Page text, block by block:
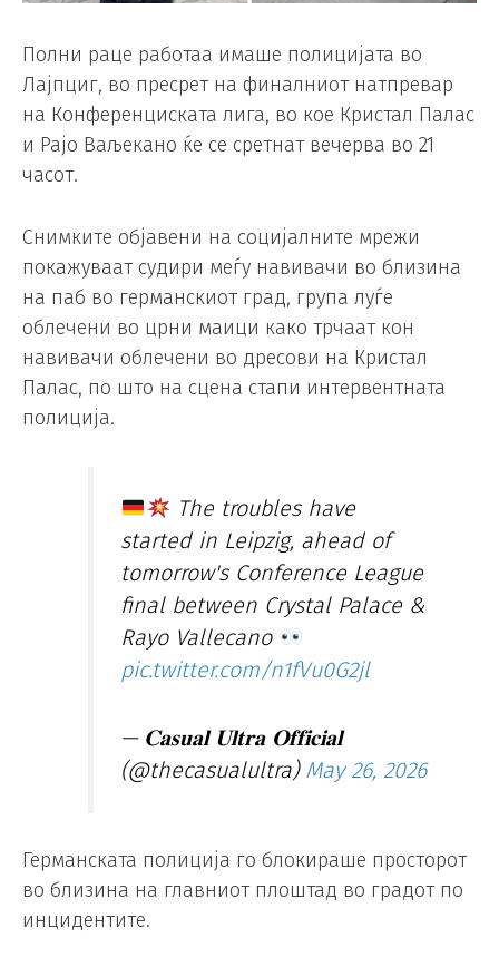
Полни раце работаа имаше полицијата во
Лајпциг, во пресрет на финалниот натпревар
на Конференциската лига, во кое Кристал Палас
и Рајо Ваљекано ќе се сретнат вечерва во 21
часот.
Снимките објавени на социјалните мрежи
покажуваат судири меѓу навивачи во близина
на паб во германскиот град, група луѓе
облечени во црни маици како трчаат кон
навивачи облечени во дресови на Кристал
Палас, по што на сцена стапи интервентната
полиција.
The troubles have
started in Leipzig, ahead of
tomorrow's Conference League
final between Crystal Palace &
Rayo Vallecano
pic.twitter.com/n1fVu0G2jl
— 𝐂𝐚𝐬𝐮𝐚𝐥 𝐔𝐥𝐭𝐫𝐚 𝐎𝐟𝐟𝐢𝐜𝐢𝐚𝐥
(@thecasualultra) May 26, 2026
Германската полиција го блокираше просторот
во близина на главниот плоштад во градот по
инцидентите.